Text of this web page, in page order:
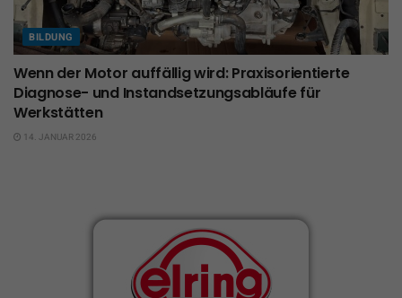
BILDUNG
Wenn der Motor auffällig wird: Praxisorientierte
Diagnose- und Instandsetzungsabläufe für
Werkstätten
14. JANUAR 2026